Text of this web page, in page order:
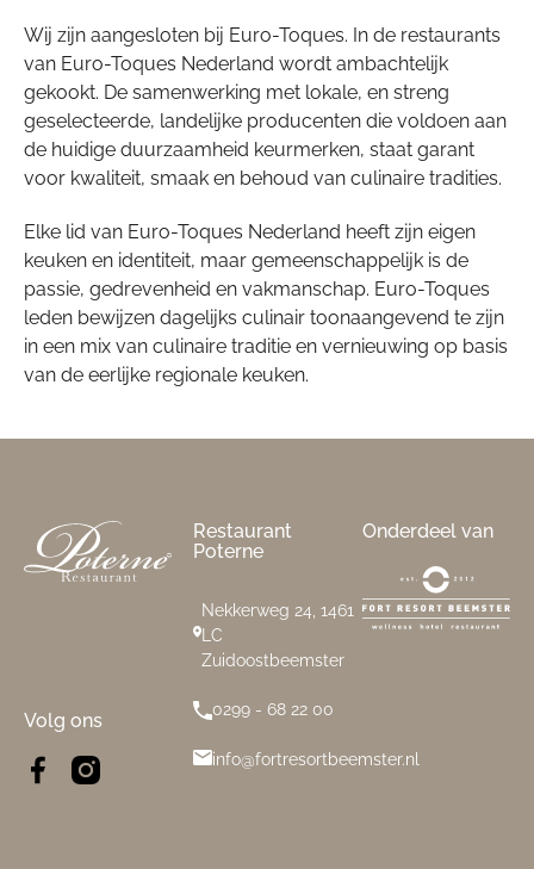
Wij zijn aangesloten bij Euro-Toques. In de restaurants
van Euro-Toques Nederland wordt ambachtelijk
gekookt. De samenwerking met lokale, en streng
geselecteerde, landelijke producenten die voldoen aan
de huidige duurzaamheid keurmerken, staat garant
voor kwaliteit, smaak en behoud van culinaire tradities.
Elke lid van Euro-Toques Nederland heeft zijn eigen
keuken en identiteit, maar gemeenschappelijk is de
passie, gedrevenheid en vakmanschap. Euro-Toques
leden bewijzen dagelijks culinair toonaangevend te zijn
in een mix van culinaire traditie en vernieuwing op basis
van de eerlijke regionale keuken.
Volg ons
Restaurant
Poterne
Nekkerweg 24, 1461
LC
Zuidoostbeemster
0299 - 68 22 00
info@fortresortbeemster.nl
Onderdeel van